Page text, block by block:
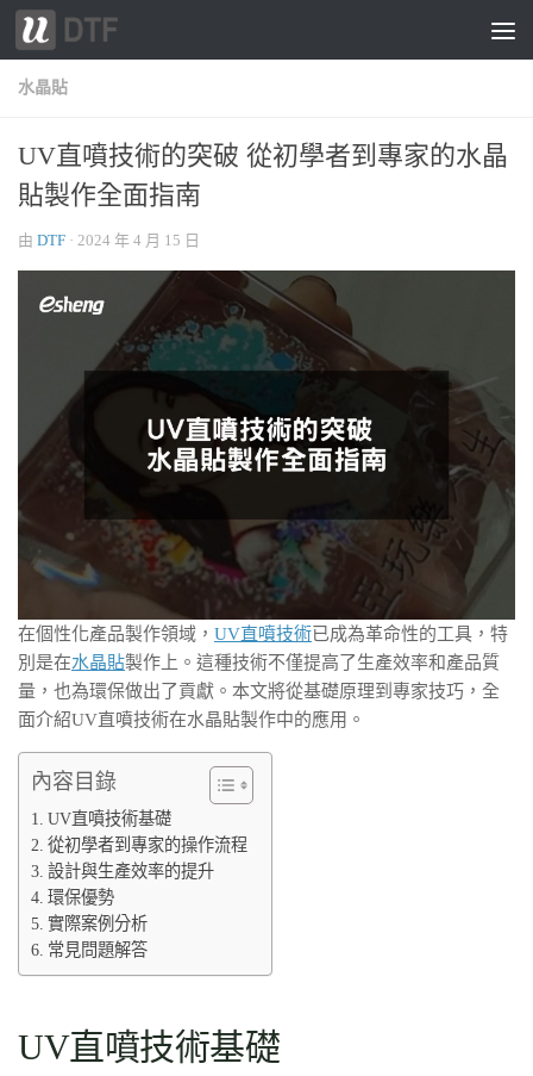
跳轉至內容
水晶貼
UV直噴技術的突破 從初學者到專家的水晶
貼製作全面指南
由 DTF · 2024 年 4 月 15 日
在個性化產品製作領域， UV直噴技術已成為革命性的工具，特
別是在水晶貼製作上。這種技術不僅提高了生產效率和產品質
量，也為環保做出了貢獻。本文將從基礎原理到專家技巧，全
面介紹UV直噴技術在水晶貼製作中的應用。
內容目錄
UV直噴技術基礎
從初學者到專家的操作流程
設計與生產效率的提升
環保優勢
實際案例分析
常見問題解答
UV直噴技術基礎